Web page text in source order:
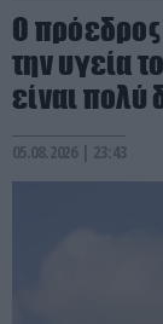
Ο πρόεδρος
την υγεία
είναι πολύ
05.08.2026 | 23:43